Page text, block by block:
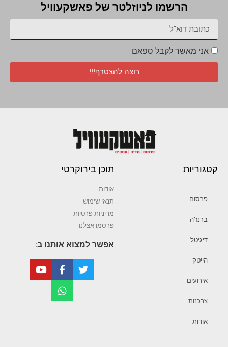
הרשמו לניוזלטר של פאשקעוויל
אני מאשר לקבל ספאם
רוצה להצטרף!!!
קטגוריות
פרסום
ברנז’ה
דיגיטל
הייטק
אירועים
צרכנות
אודות
תוכן בירוקרטי
אודות
תנאי שימוש
מדיניות פרטיות
פרסמו אצלנו
אפשר למצוא אותנו ב: